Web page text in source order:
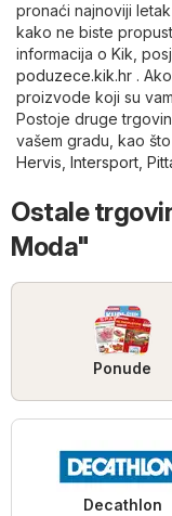
pronaći najnoviji
kako ne biste
informacija o Kik,
poduzece.kik.hr .
proizvode koji su
Postoje druge
vašem gradu, kao
Hervis Intersport
Ostale
Moda"
Ponude
Decathlon